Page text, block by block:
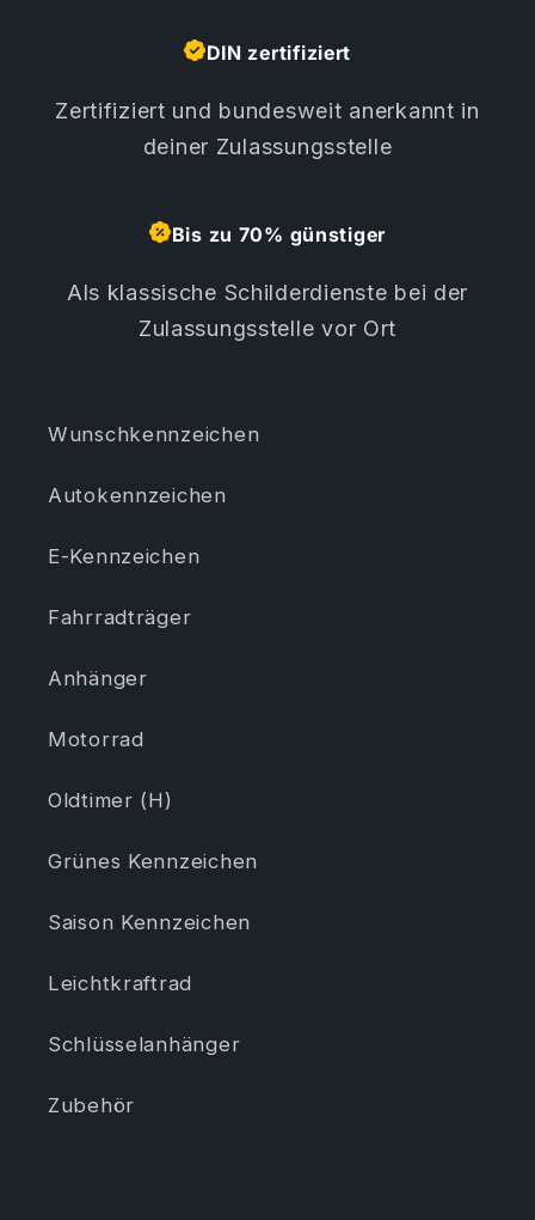
DIN zertifiziert
Zertifiziert und bundesweit anerkannt in
deiner Zulassungsstelle
Bis zu 70% günstiger
Als klassische Schilderdienste bei der
Zulassungsstelle vor Ort
Wunschkennzeichen
Autokennzeichen
E-Kennzeichen
Fahrradträger
Anhänger
Motorrad
Oldtimer (H)
Grünes Kennzeichen
Saison Kennzeichen
Leichtkraftrad
Schlüsselanhänger
Zubehör